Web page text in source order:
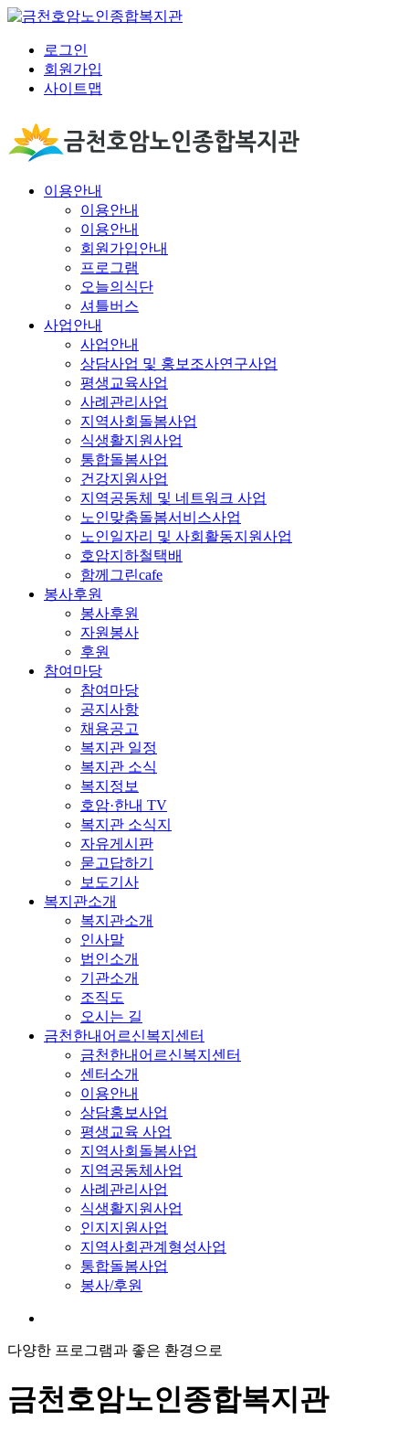
로그인
회원가입
사이트맵
이용안내
이용안내
이용안내
회원가입안내
프로그램
오늘의식단
셔틀버스
사업안내
사업안내
상담사업 및 홍보조사연구사업
평생교육사업
사례관리사업
지역사회돌봄사업
식생활지원사업
통합돌봄사업
건강지원사업
지역공동체 및 네트워크 사업
노인맞춤돌봄서비스사업
노인일자리 및 사회활동지원사업
호암지하철택배
함께그린cafe
봉사후원
봉사후원
자원봉사
후원
참여마당
참여마당
공지사항
채용공고
복지관 일정
복지관 소식
복지정보
호암·한내 TV
복지관 소식지
자유게시판
묻고답하기
보도기사
복지관소개
복지관소개
인사말
법인소개
기관소개
조직도
오시는 길
금천한내어르신복지센터
금천한내어르신복지센터
센터소개
이용안내
상담홍보사업
평생교육 사업
지역사회돌봄사업
지역공동체사업
사례관리사업
식생활지원사업
인지지원사업
지역사회관계형성사업
통합돌봄사업
봉사/후원
다양한 프로그램과 좋은 환경으로
금천호암노인종합복지관